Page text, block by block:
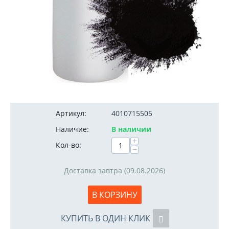
2 450руб.
Артикул:
4010715505
Наличие:
В наличии
Кол-во:
+
−
Доставка завтра (09.08.2026)
В КОРЗИНУ
КУПИТЬ В ОДИН КЛИК